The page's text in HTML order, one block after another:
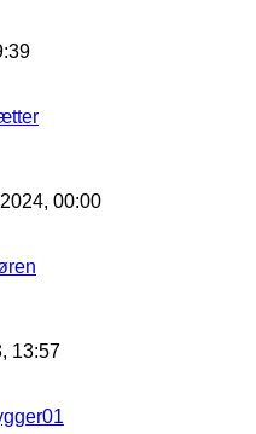
00:00
13:57